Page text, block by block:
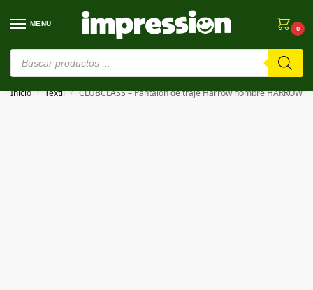
MENU
0
⚠️ Estamos en pruebas. Si algo falla, ¡Perdón!⚠️
Inicio / Textil / CLUBCLASS – Pantalón de traje Harrow hombre HARROW